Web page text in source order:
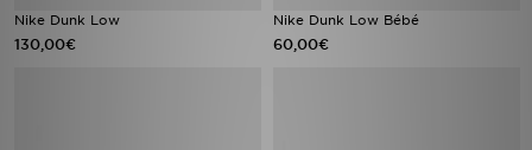
Nike Dunk Low
130,00€
Nike Dunk Low Bébé
60,00€